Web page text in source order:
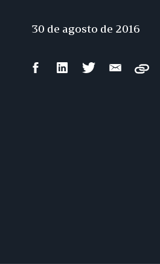
30 de agosto de 2016
CompartirCompartirCompartirCompartir
Copy